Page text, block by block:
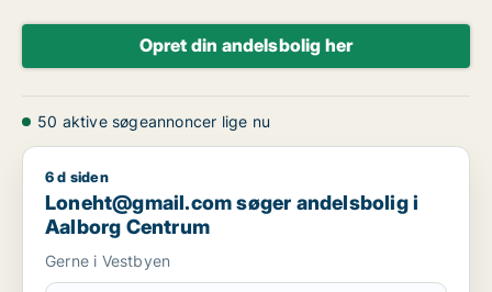
Opret din andelsbolig her
50 aktive søgeannoncer lige nu
Loneht@gmail.com søger andelsbolig i Aalborg Centrum
6 d siden
Loneht@gmail.com søger andelsbolig i
Aalborg Centrum
Gerne i Vestbyen